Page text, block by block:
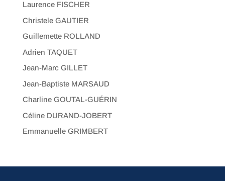
Laurence FISCHER
Christele GAUTIER
Guillemette ROLLAND
Adrien TAQUET
Jean-Marc GILLET
Jean-Baptiste MARSAUD
Charline GOUTAL-GUÉRIN
Céline DURAND-JOBERT
Emmanuelle GRIMBERT